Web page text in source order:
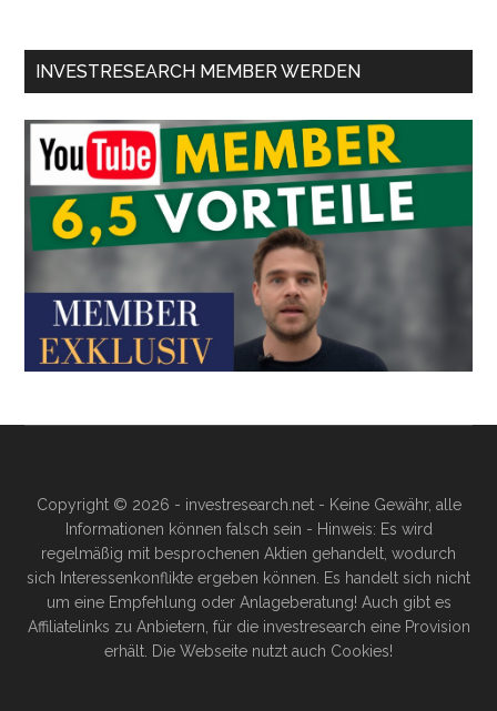
INVESTRESEARCH MEMBER WERDEN
Copyright © 2026 - investresearch.net - Keine Gewähr, alle
Informationen können falsch sein - Hinweis: Es wird
regelmäßig mit besprochenen Aktien gehandelt, wodurch
sich Interessenkonflikte ergeben können. Es handelt sich nicht
um eine Empfehlung oder Anlageberatung! Auch gibt es
Affiliatelinks zu Anbietern, für die investresearch eine Provision
erhält. Die Webseite nutzt auch Cookies!